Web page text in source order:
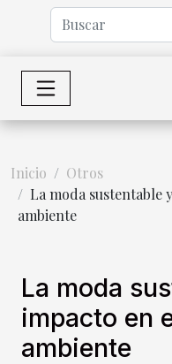
Inicio
Otros
La moda sustentable
ambiente
La moda
impacto en
ambiente